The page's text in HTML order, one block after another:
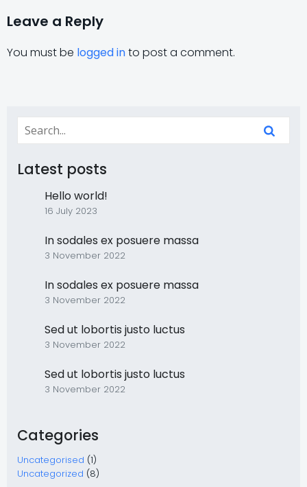
Leave a Reply
You must be logged into post a comment.
Latest posts
Hello world!
16 July 2023
In sodales ex posuere massa
3 November 2022
In sodales ex posuere massa
3 November 2022
Sed ut lobortis justo luctus
3 November 2022
Sed ut lobortis justo luctus
3 November 2022
Categories
Uncategorised (1)
Uncategorized (8)